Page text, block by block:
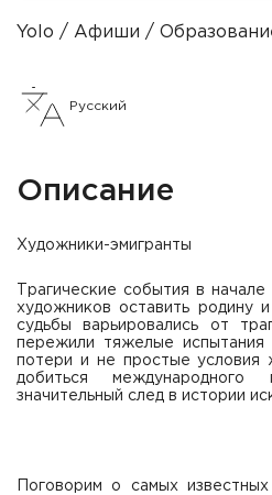
Yolo Афиши
Русский
Описание
Художники-эмигранты
Трагические события в
художников оставить родину
судьбы варьировались от
пережили тяжелые
потери и не простые условия
добиться международного
значительный след в истории
Поговорим о самых